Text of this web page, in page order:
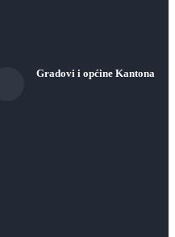
Gradovi i općine Kantona